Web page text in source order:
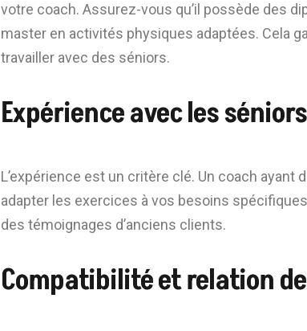
votre coach. Assurez-vous qu’il possède des
master en activités physiques adaptées. Cela
travailler avec des séniors.
Expérience avec les séniors
L’expérience est un critère clé. Un coach
adapter les exercices à vos besoins
des témoignages d’anciens clients.
Compatibilité et relation